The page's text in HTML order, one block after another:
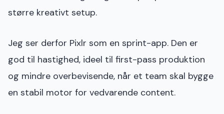
større kreativt setup.
Jeg ser derfor Pixlr som en sprint-app. Den er
god til hastighed, ideel til first-pass produktion
og mindre overbevisende, når et team skal bygge
en stabil motor for vedvarende content.